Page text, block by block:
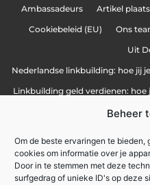
Beheer
Om de beste ervaringen te
cookies om informatie over je
Door in te stemmen met deze
surfgedrag of unieke ID's op deze
Ambassadeurs Artikel
Cookiebeleid (EU) Ons
Uit
Nederlandse linkbuilding: hoe jij
Linkbuilding geld verdienen:
Lokale marketing: